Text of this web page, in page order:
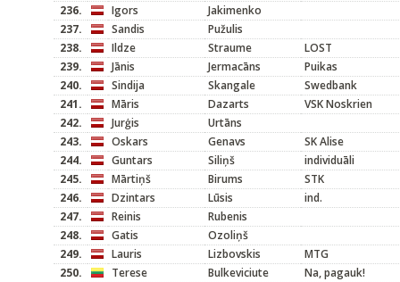
236.
Igors
Jakimenko
237.
Sandis
Pužulis
238.
Ildze Straume
LOST
239.
Jānis Jermacāns
Puikas
240.
Sindija Skangale
Swedbank
241.
Māris Dazarts
VSK Noskrien
242.
Jurģis
Urtāns
243.
Oskars Genavs
SK Alise
244.
Guntars Siliņš
individuāli
245.
Mārtiņš Birums
STK
246.
Dzintars Lūsis
ind.
247.
Reinis
Rubenis
248.
Gatis
Ozoliņš
249.
Lauris Lizbovskis
MTG
250.
Terese Bulkeviciute
Na, pagauk!